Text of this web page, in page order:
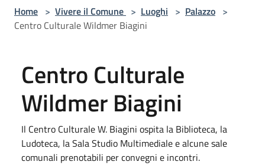
Home > Vivere il Comune > Luoghi > Palazzo >
Centro Culturale Wildmer Biagini
Centro Culturale
Wildmer Biagini
Il Centro Culturale W. Biagini ospita la Biblioteca, la
Ludoteca, la Sala Studio Multimediale e alcune sale
comunali prenotabili per convegni e incontri.